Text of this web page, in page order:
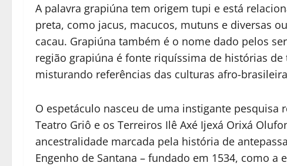
A palavra grapiúna tem origem tupi e está
preta, como jacus, macucos, mutuns e diversas
cacau. Grapiúna também é o nome dado pelos
região grapiúna é fonte riquíssima de histórias
misturando referências das culturas afro-
O espetáculo nasceu de uma instigante pesquisa
Teatro Griô e os Terreiros Ilê Axé Ijexá Orixá
ancestralidade marcada pela história de
Engenho de Santana – fundado em 1534, como